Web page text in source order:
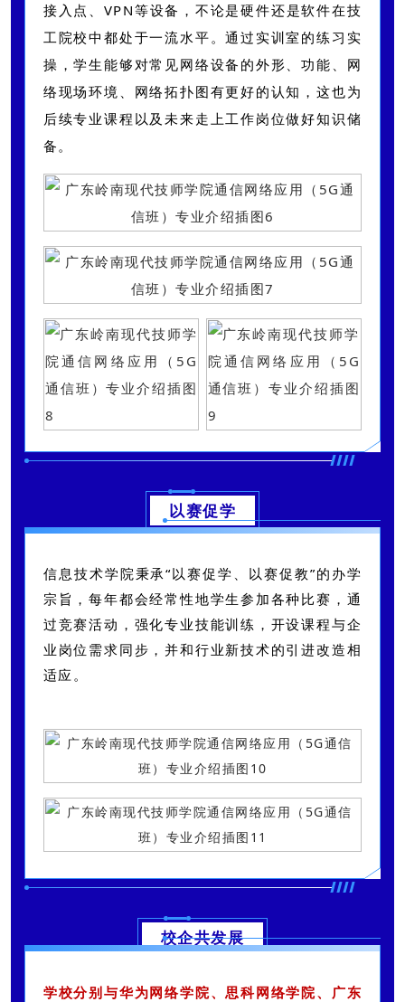
接入点、 VPN等设备，不论是硬件还是软件在技
工院校中都处于一流水平。通过实训室的练习实
操，学生能够对常见网络设备的外形、功能、网
络现场环境、网络拓扑图有更好的认知，这也为
后续专业课程以及未来走上工作岗位做好知识储
备。
以赛促学
信息技术学院秉承“以赛促学、以赛促教”的办学
宗旨，每年都会经常性地学生参加各种比赛，通
过竞赛活动，强化专业技能训练，开设课程与企
业岗位需求同步，并和行业新技术的引进改造相
适应。
校企共发展
学校分别与华为网络学院、思科网络学院、广东